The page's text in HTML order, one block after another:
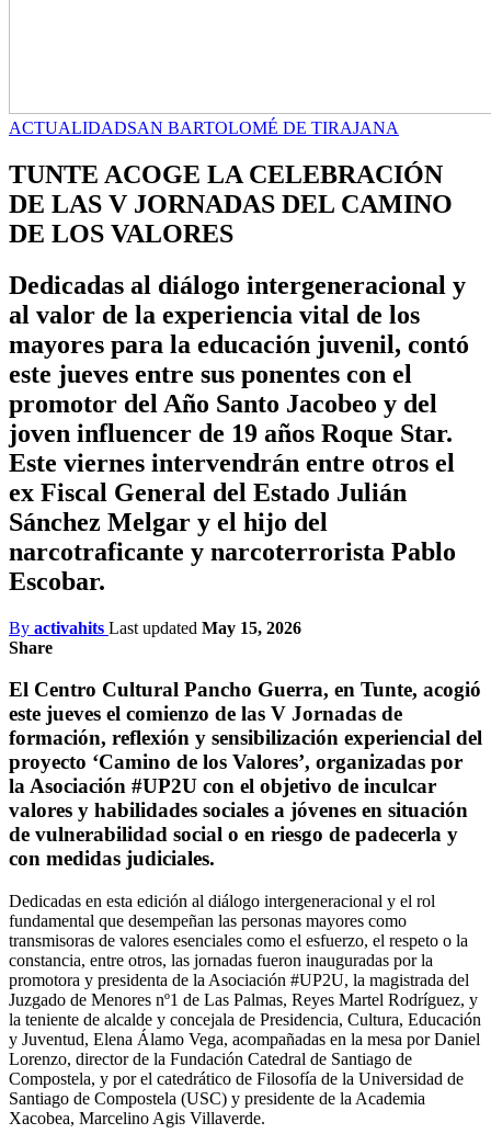
ACTUALIDADSAN BARTOLOMÉ DE TIRAJANA
TUNTE ACOGE LA CELEBRACIÓN
DE LAS V JORNADAS DEL CAMINO
DE LOS VALORES
Dedicadas al diálogo intergeneracional y
al valor de la experiencia vital de los
mayores para la educación juvenil, contó
este jueves entre sus ponentes con el
promotor del Año Santo Jacobeo y del
joven influencer de 19 años Roque Star.
Este viernes intervendrán entre otros el
ex Fiscal General del Estado Julián
Sánchez Melgar y el hijo del
narcotraficante y narcoterrorista Pablo
Escobar.
By activahits Last updated May 15, 2026
Share
El Centro Cultural Pancho Guerra, en Tunte, acogió
este jueves el comienzo de las V Jornadas de
formación, reflexión y sensibilización experiencial del
proyecto ‘Camino de los Valores’, organizadas por
la Asociación #UP2U con el objetivo de inculcar
valores y habilidades sociales a jóvenes en situación
de vulnerabilidad social o en riesgo de padecerla y
con medidas judiciales.
Dedicadas en esta edición al diálogo intergeneracional y el rol
fundamental que desempeñan las personas mayores como
transmisoras de valores esenciales como el esfuerzo, el respeto o la
constancia, entre otros, las jornadas fueron inauguradas por la
promotora y presidenta de la Asociación #UP2U, la magistrada del
Juzgado de Menores nº1 de Las Palmas, Reyes Martel Rodríguez, y
la teniente de alcalde y concejala de Presidencia, Cultura, Educación
y Juventud, Elena Álamo Vega, acompañadas en la mesa por Daniel
Lorenzo, director de la Fundación Catedral de Santiago de
Compostela, y por el catedrático de Filosofía de la Universidad de
Santiago de Compostela (USC) y presidente de la Academia
Xacobea, Marcelino Agis Villaverde.